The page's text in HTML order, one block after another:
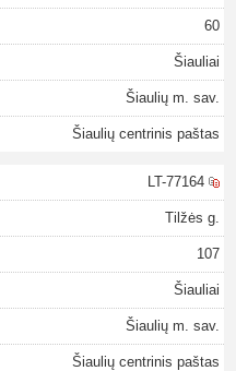
60
Šiauliai
Šiaulių m. sav.
Šiaulių centrinis paštas
LT-77164
Tilžės g.
107
Šiauliai
Šiaulių m. sav.
Šiaulių centrinis paštas